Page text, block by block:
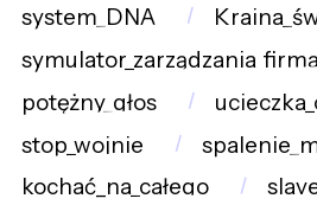
system_DNA
symulator_zarządzania_firmą
potężny_głos
stop_wojnie
kochać_na_całego